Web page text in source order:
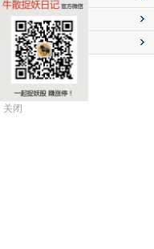
关闭
公司动态
送配解禁